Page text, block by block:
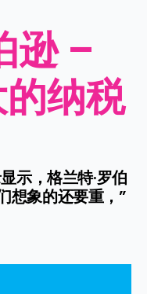
逊 –
纳税
示，格兰特·罗伯
想象的还要重，”